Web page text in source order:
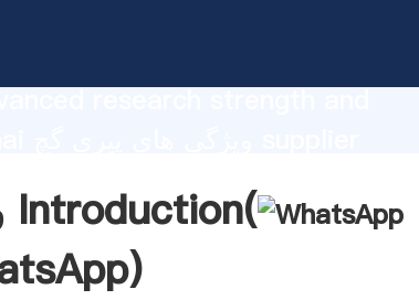
values to all of customers.
ویژگی های پیری گچ Introduction(
)